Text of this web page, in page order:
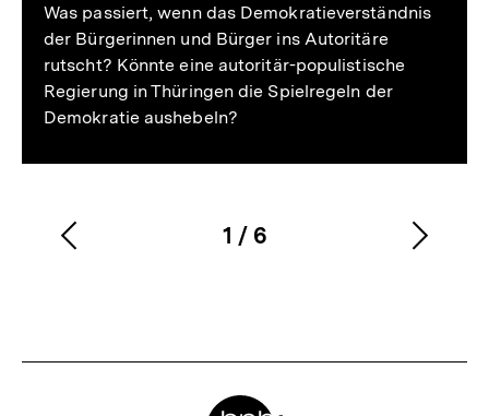
Was passiert, wenn das Demokratieverständnis
der Bürgerinnen und Bürger ins Autoritäre
rutscht? Könnte eine autoritär-populistische
Regierung in Thüringen die Spielregeln der
Demokratie aushebeln?
Karussellinhalt
1
von
/ 6
Vorherigen